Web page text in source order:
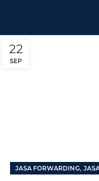
22
SEP
JASA FORWARDING,